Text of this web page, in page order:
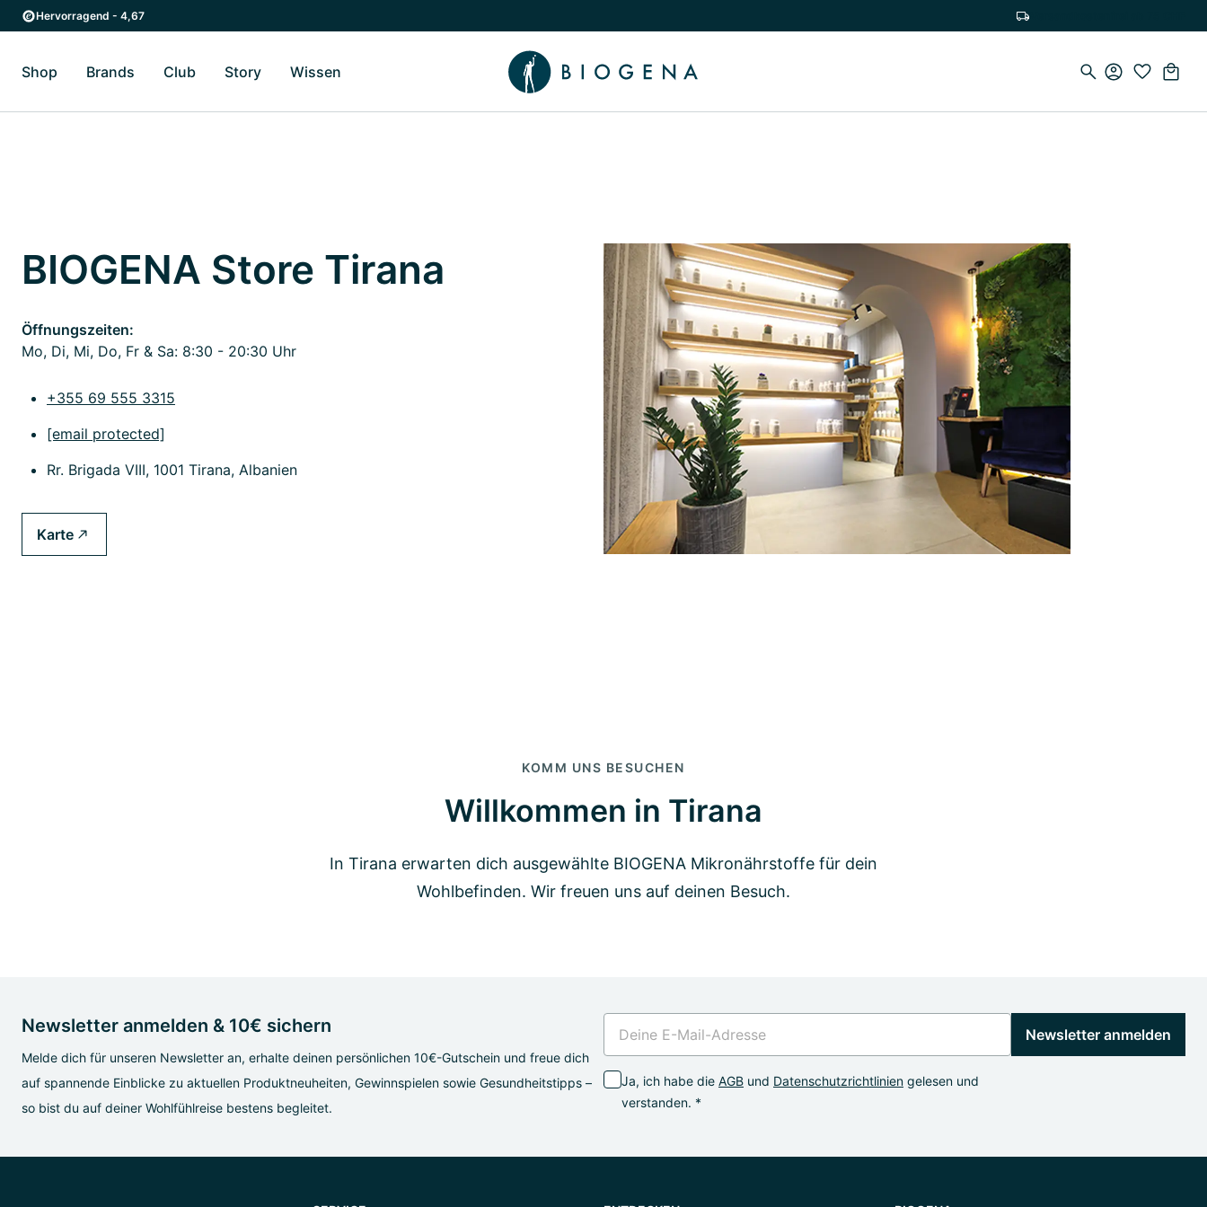
Zum Hauptinhalt springen
Zur Hauptnavigation springen
Hervorragend - 4,67
Shop Zum Untermenü Shop umschalten
Brands Zum Untermenü Brands umschalten
Club Zum Untermenü Club umschalten
Story Zum Untermenü Story umschalten
Wissen Zum Untermenü Wissen umschalten
BIOGENA Store Tirana
Öffnungszeiten:
Mo, Di, Mi, Do, Fr & Sa: 8:30 - 20:30 Uhr
+355 69 555 3315
[email protected]
Rr. Brigada VIII, 1001 Tirana, Albanien
Karte
KOMM UNS BESUCHEN
Willkommen in Tirana
In Tirana erwarten dich ausgewählte BIOGENA Mikronährstoffe für dein
Wohlbefinden. Wir freuen uns auf deinen Besuch.
Newsletter anmelden & 10€ sichern
Melde dich für unseren Newsletter an, erhalte deinen persönlichen 10€-Gutschein und freue dich
auf spannende Einblicke zu aktuellen Produktneuheiten, Gewinnspielen sowie Gesundheitstipps –
so bist du auf deiner Wohlfühlreise bestens begleitet.
Ja, ich habe die AGB und Datenschutzrichtlinien gelesen und
verstanden. *
Newsletter anmelden